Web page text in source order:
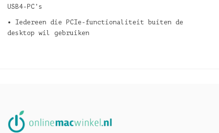
USB4-PC’s
• Iedereen die PCIe-functionaliteit buiten de
desktop wil gebruiken